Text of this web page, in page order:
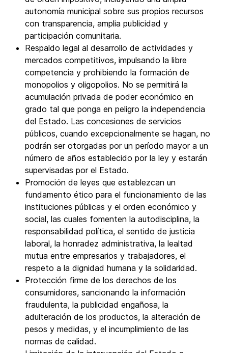
autonomía municipal sobre sus propios recursos
con transparencia, amplia publicidad y
participación comunitaria.
Respaldo legal al desarrollo de actividades y
mercados competitivos, impulsando la libre
competencia y prohibiendo la formación de
monopolios y oligopolios. No se permitirá la
acumulación privada de poder económico en
grado tal que ponga en peligro la independencia
del Estado. Las concesiones de servicios
públicos, cuando excepcionalmente se hagan, no
podrán ser otorgadas por un período mayor a un
número de años establecido por la ley y estarán
supervisadas por el Estado.
Promoción de leyes que establezcan un
fundamento ético para el funcionamiento de las
instituciones públicas y el orden económico y
social, las cuales fomenten la autodisciplina, la
responsabilidad política, el sentido de justicia
laboral, la honradez administrativa, la lealtad
mutua entre empresarios y trabajadores, el
respeto a la dignidad humana y la solidaridad.
Protección firme de los derechos de los
consumidores, sancionando la información
fraudulenta, la publicidad engañosa, la
adulteración de los productos, la alteración de
pesos y medidas, y el incumplimiento de las
normas de calidad.